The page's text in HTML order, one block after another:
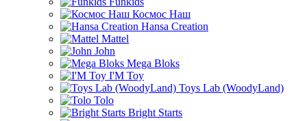
Космос Наш
Hansa Creation
Mattel
John
Mega Bloks
I'M Toy
Toys Lab (WoodyLand)
Tolo
Bright Starts